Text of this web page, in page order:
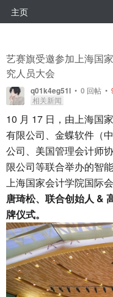
主页
艺赛旗受邀参加上海国
究人员大会
q01k4eg51l • 0 回帖 •
相关新闻
10 月 17 日，由上海国
有限公司、金蝶软件（
公司、美国管理会计师
限公司等联合举办的智
上海国家会计学院国际会
唐琦松、联合创始人 &
牌仪式。